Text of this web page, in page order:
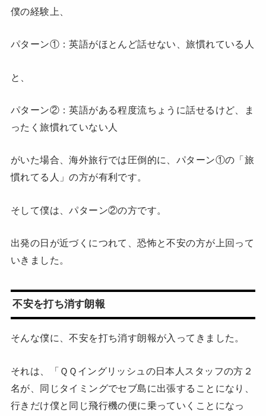
僕の経験上、
パターン①：英語がほとんど話せない、旅慣れている人
と、
パターン②：英語がある程度流ちょうに話せるけど、ま
ったく旅慣れていない人
がいた場合、海外旅行では圧倒的に、パターン①の「旅
慣れてる人」の方が有利です。
そして僕は、パターン②の方です。
出発の日が近づくにつれて、恐怖と不安の方が上回って
いきました。
不安を打ち消す朗報
そんな僕に、不安を打ち消す朗報が入ってきました。
それは、「ＱＱイングリッシュの日本人スタッフの方２
名が、同じタイミングでセブ島に出張することになり、
行きだけ僕と同じ飛行機の便に乗っていくことになっ